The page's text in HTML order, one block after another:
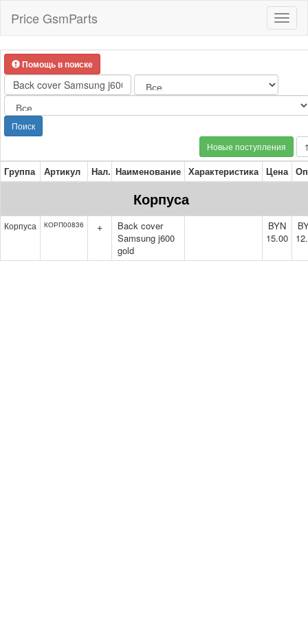
Price GsmParts
Помощь в поиске
Поиск
Новые поступления
Группа Артикул Нал. Наименование Характеристика Цена
Корпуса
Корпуса КОРП00836 +
Back cover
Samsung j600
gold
BYN
15.00